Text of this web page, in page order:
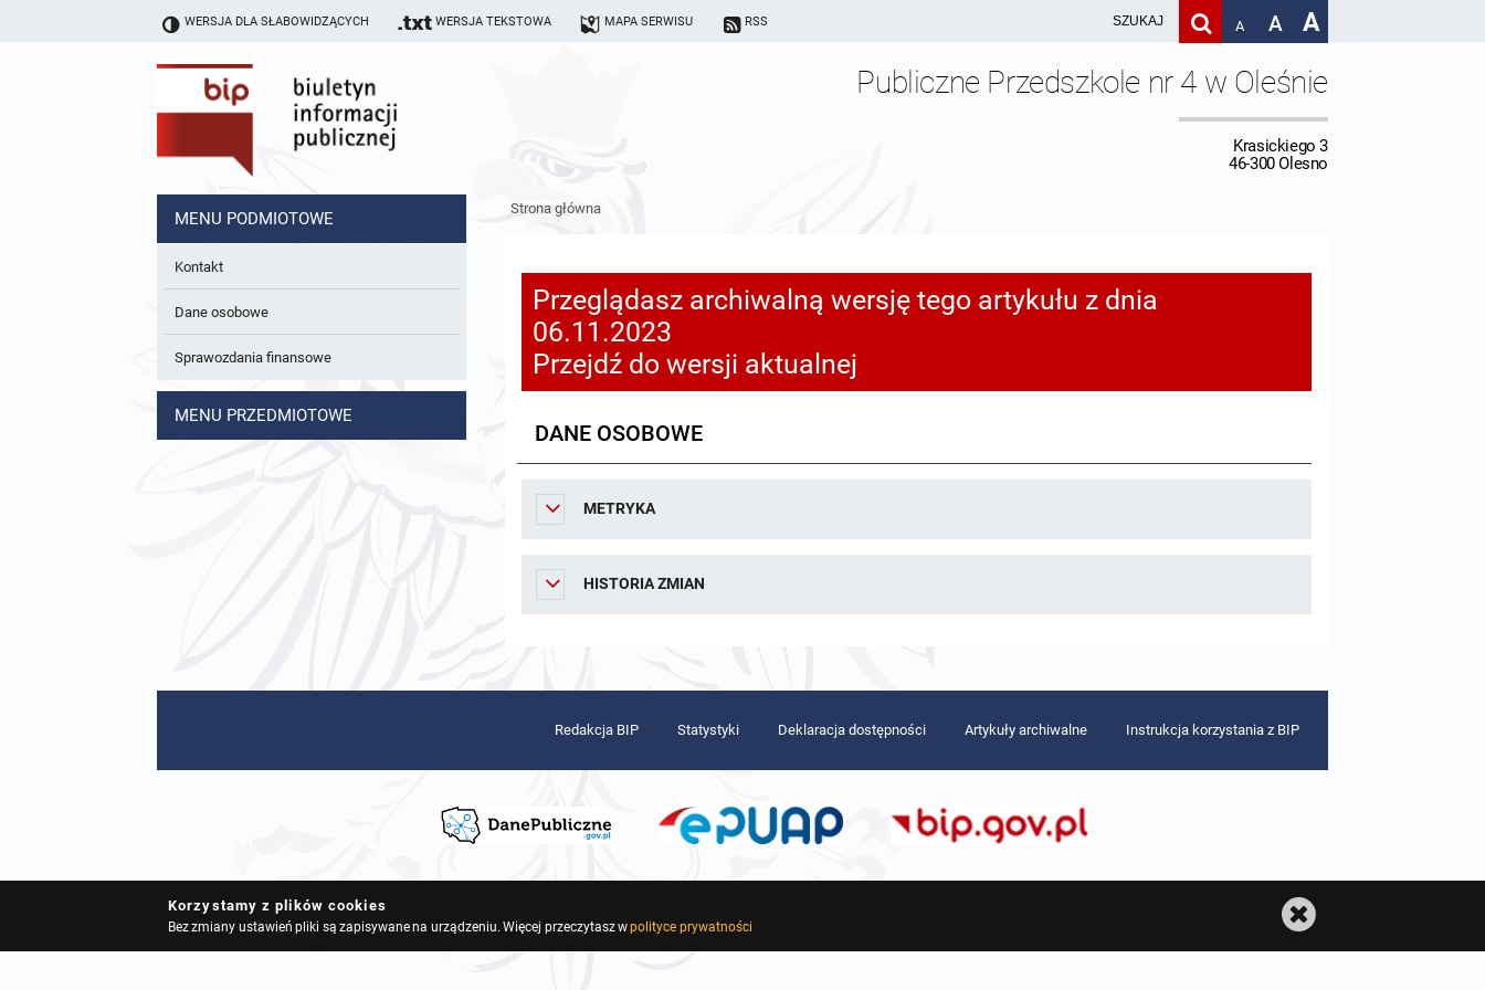
WERSJA DLA SŁABOWIDZĄCYCH WERSJA TEKSTOWA MAPA SERWISU RSS A A A
Publiczne Przedszkole nr 4 w Oleśnie
Krasickiego 3
46-300 Olesno
MENU PODMIOTOWE
Kontakt
Dane osobowe
Sprawozdania finansowe
MENU PRZEDMIOTOWE
Strona główna
Przeglądasz archiwalną wersję tego artykułu z dnia
06.11.2023
Przejdź do wersji aktualnej
DANE OSOBOWE
METRYKA
HISTORIA ZMIAN
Redakcja BIP Statystyki Deklaracja dostępności Artykuły archiwalne Instrukcja korzystania z BIP
Korzystamy z plików cookies
Bez zmiany ustawień pliki są zapisywane na urządzeniu. Więcej przeczytasz wpolityce prywatności